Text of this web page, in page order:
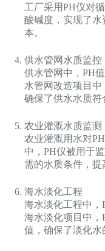
工厂采用PH仪对
酸碱度，实现了
本。
供水管网水质监控
供水管网中，PH
水管网改造项目中
确保了供水水质符
农业灌溉水质监测
农业灌溉用水对
中，PH仪被用于
需的水质条件，提
海水淡化工程
海水淡化工程中
海水淡化项目中，
值，确保了淡化水